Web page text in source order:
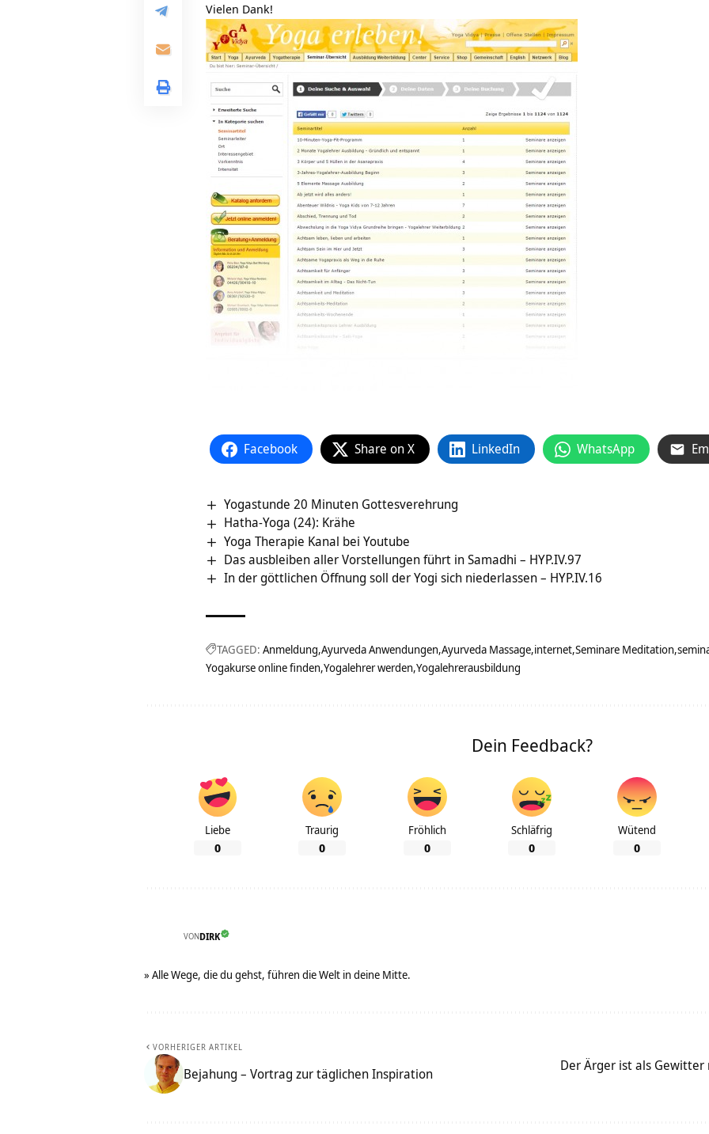
Vielen Dank!
Facebook Share on X LinkedIn WhatsApp
Yogastunde 20 Minuten Gottesverehrung
Hatha-Yoga (24): Krähe
Yoga Therapie Kanal bei Youtube
Das ausbleiben aller Vorstellungen führt in Samadhi – HYP.IV.97
In der göttlichen Öffnung soll der Yogi sich niederlassen – HYP.IV.16
TAGGED: Anmeldung Ayurveda Anwendungen Ayurveda Massage internet Seminare Meditation
Yogakurse online finden Yogalehrer werden Yogalehrerausbildung
Dein Feedback?
Liebe
0
Traurig
0
Fröhlich
0
Schläfrig
0
Wütend
0
VONDIRK
» Alle Wege, die du gehst, führen die Welt in deine Mitte.
VORHERIGER ARTIKEL
Bejahung – Vortrag zur täglichen Inspiration
Der Ärger ist als